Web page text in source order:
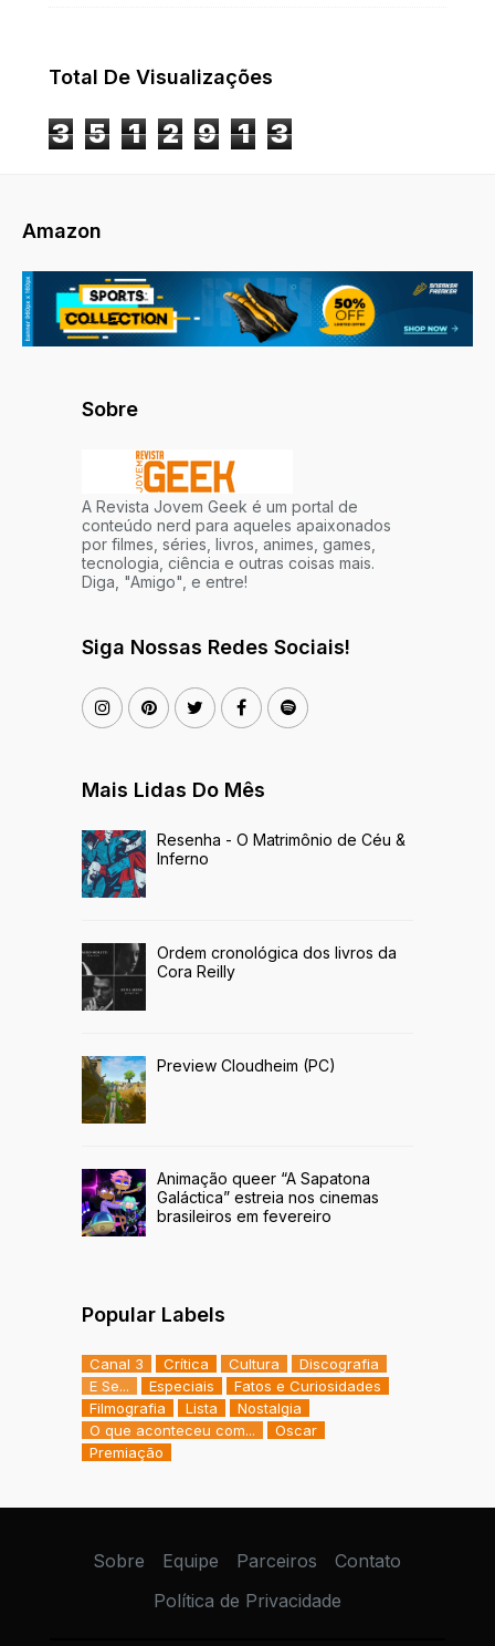
Total De Visualizações
3 5 1 2 9 1 3
Amazon
Sobre
A Revista Jovem Geek é um portal de
conteúdo nerd para aqueles apaixonados
por filmes, séries, livros, animes, games,
tecnologia, ciência e outras coisas mais.
Diga, "Amigo", e entre!
Siga Nossas Redes Sociais!
Mais Lidas Do Mês
Resenha - O Matrimônio de Céu &
Inferno
Ordem cronológica dos livros da
Cora Reilly
Preview Cloudheim (PC)
Animação queer “A Sapatona
Galáctica” estreia nos cinemas
brasileiros em fevereiro
Popular Labels
Canal 3 Crítica Cultura
Discografia
E Se...
Especiais
Fatos e Curiosidades
Filmografia
Lista
Nostalgia
O que aconteceu com...
Oscar
Premiação
Sobre Equipe Parceiros
Contato
Política de Privacidade